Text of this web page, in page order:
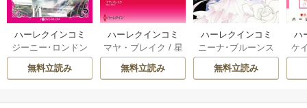
ハーレクインコミ
ックス セット 202
6年 vol.1064 1巻
ジーニー･ロンドン
橘花夜 / メアリ
ー･ライアンズ
ーガン/星合操/ア
無料立読み
ハーレクインコミ
ックス セット 202
6年 vol.1002 1巻
マヤ・ブレイク / 星
野正美/
ヘレン･ブ
ルックス/のわきね
ウェイ/一重夕子
無料立読み
ハーレクインコミ
ックス セット 202
6年 vol.1063 1巻
ニーナ･ブルーンス
おおつきちずる
レベッカ･ヨーク
ーディ/海野みつる
無料立読み
ハ
ッ
ケ
ザ